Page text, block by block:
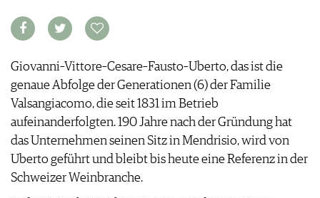
HOTSPOTS
WEINREISEN
KLARTEXT
ABO
AUSGABE
ARCHIV
VORTEILSWELT
VIDEOS
BÜCHER
NEWS
WEINWIRTSCHAFT
VINOPHILES
ARCHIV
ANMELDEN
AWARDS
GEWINNSPIELE
VORTEILSWELT
TRINKREIFETABELLE
ABO
Giovanni–Vittore–Cesare–Fausto–Uberto, das ist die
genaue Abfolge der Generationen (6) der Familie
Valsangiacomo, die seit 1831 im Betrieb
aufeinanderfolgten. 190 Jahre nach der Gründung hat
das Unternehmen seinen Sitz in Mendrisio, wird von
Uberto geführt und bleibt bis heute eine Referenz in der
Schweizer Weinbranche.